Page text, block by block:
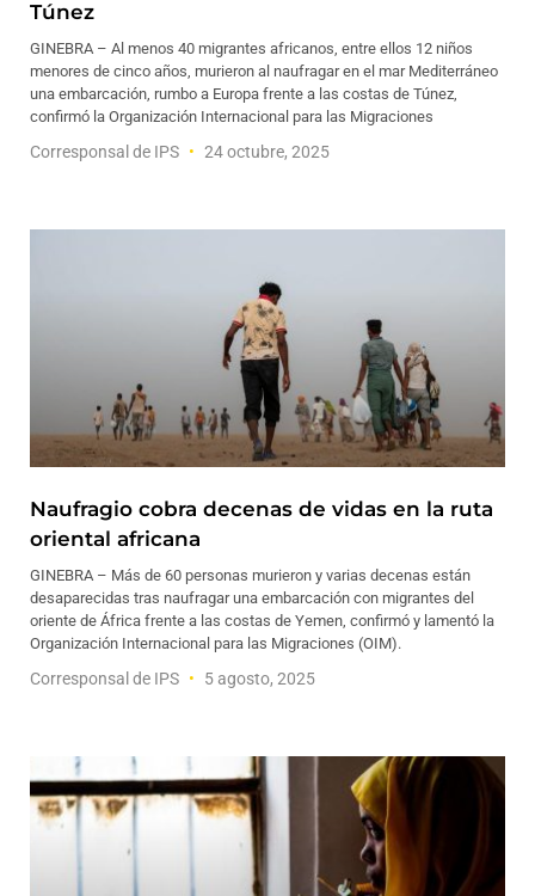
Túnez
GINEBRA – Al menos 40 migrantes africanos, entre ellos 12 niños
menores de cinco años, murieron al naufragar en el mar Mediterráneo
una embarcación, rumbo a Europa frente a las costas de Túnez,
confirmó la Organización Internacional para las Migraciones
Corresponsal de IPS 24 octubre, 2025
Naufragio cobra decenas de vidas en la ruta
oriental africana
GINEBRA – Más de 60 personas murieron y varias decenas están
desaparecidas tras naufragar una embarcación con migrantes del
oriente de África frente a las costas de Yemen, confirmó y lamentó la
Organización Internacional para las Migraciones (OIM).
Corresponsal de IPS 5 agosto, 2025